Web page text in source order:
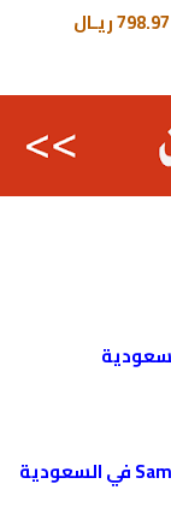
798.97 ريـال